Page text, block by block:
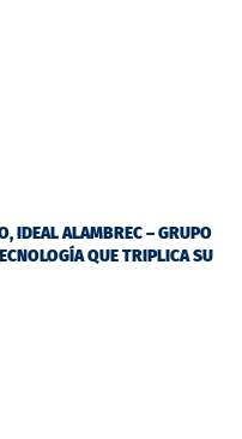
IDEAL ALAMBREC – GRUPO
QUE TRIPLICA SU